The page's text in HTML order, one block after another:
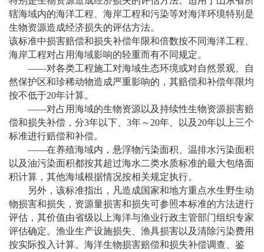
辖海域内的海洋工程、海岸工程和污染等对海洋环境特别是
生物资源造成经济损失的评估方法。
该标准中损害赔偿和损失补偿年限和倍数按不同海洋工程、
海岸工程对占用海域影响的轻重而有不同规定。
——对各类工程施工对海域生态环境或对自然景观、自
然保护区和珍稀动物造成严重影响的，其赔偿和补偿年限均
按不低于20年计算。
——对占用海域的生物资源以及持续性生物资源损害赔
偿和损失补偿，分3年以下、3年～20年、以及20年以上三个
标准进行赔偿和补偿。
——在养殖海域内，悬浮物污染面积、温排水污染面积
以及油污染面积都按其超过海水二类水质标准的最大包络面
积计算，其他海域根据情况按相关规定执行。
另外，该标准指出，凡造成国家和地方重点水生野生动
物损害和损失，资源量损害和损失可参照本标准的方法进行
评估，其价值由省级以上海洋与渔业行政主管部门组织专家
评估确定。渔业生产设施损失、渔具损害以及清除污染费用
按实际投入计算。海洋生物损害赔偿和损失补偿调查、鉴